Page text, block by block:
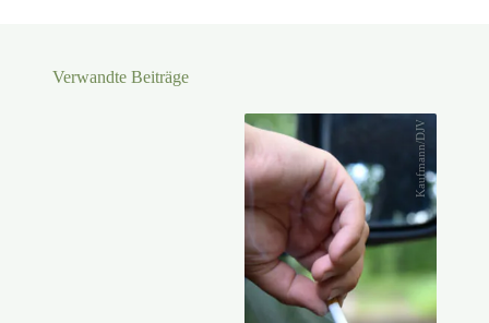
Verwandte Beiträge
Kaufmann/DJV